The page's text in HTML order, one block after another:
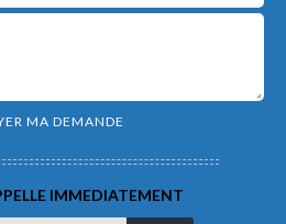
IMMEDIATEMENT